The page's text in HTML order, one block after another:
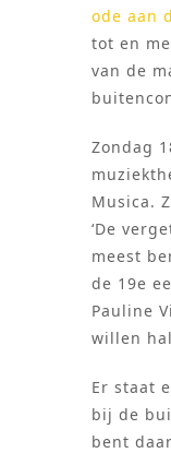
ode aan
tot en
van de
Zondag
Musica.
‘De
meest
de 19e
Pauline
willen
Er staat
bij de
bent